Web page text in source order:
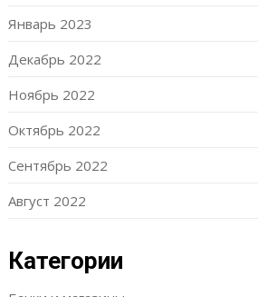
Январь 2023
Декабрь 2022
Ноябрь 2022
Октябрь 2022
Сентябрь 2022
Август 2022
Категории